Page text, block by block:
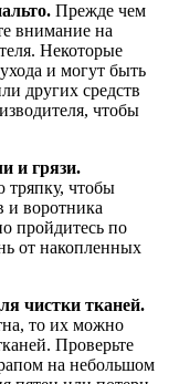
Прежде чем
внимание на
Некоторые
и могут быть
других средств
чтобы
и грязи.
тряпку, чтобы
и воротника
пройдитесь по
от накопленных
чистки тканей.
то их можно
Проверьте
на небольшом